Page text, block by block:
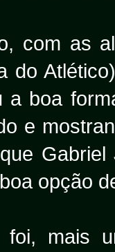
com as
do
a boa
e
opção
foi, mais